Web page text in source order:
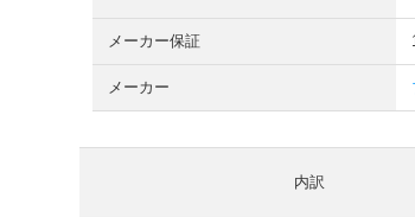
メーカー保証
メーカー
内訳